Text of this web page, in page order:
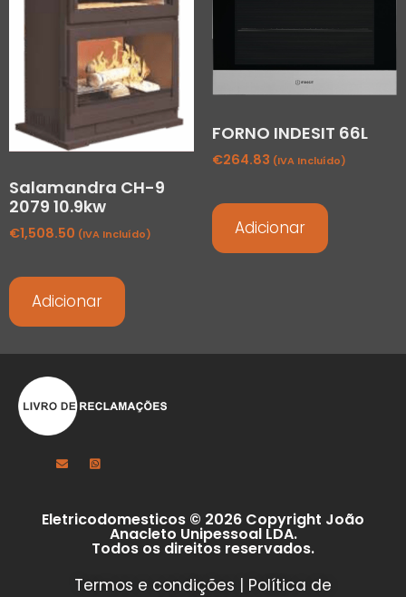
Salamandra CH-9
2079 10.9kw
€1,508.50 (IVA Incluído)
Adicionar
FORNO INDESIT 66L
€264.83 (IVA Incluído)
Adicionar
Eletricodomesticos © 2026 Copyright João
Anacleto Unipessoal LDA.
Todos os direitos reservados.
Termos e condições | Política de